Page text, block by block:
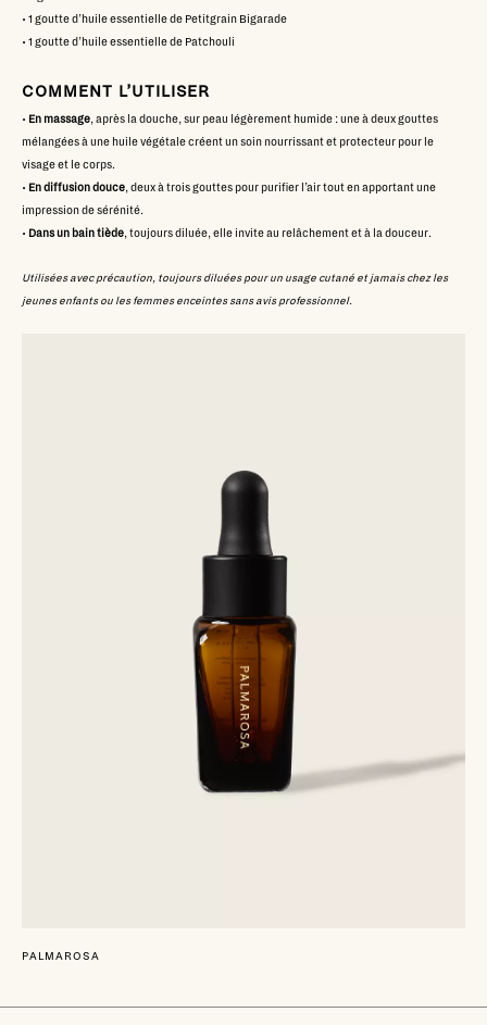
• 1 goutte d’huile essentielle de Petitgrain Bigarade
• 1 goutte d’huile essentielle de Patchouli
COMMENT L’UTILISER
• En massage, après la douche, sur peau légèrement humide : une à deux gouttes
mélangées à une huile végétale créent un soin nourrissant et protecteur pour le
visage et le corps.
• En diffusion douce, deux à trois gouttes pour purifier l’air tout en apportant une
impression de sérénité.
• Dans un bain tiède, toujours diluée, elle invite au relâchement et à la douceur.
Utilisées avec précaution, toujours diluées pour un usage cutané et jamais chez les
jeunes enfants ou les femmes enceintes sans avis professionnel.
PALMAROSA